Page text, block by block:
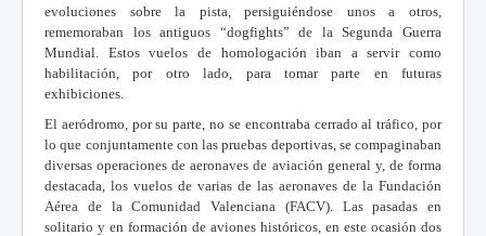
evoluciones sobre la pista, persiguiéndose unos a otros,
rememoraban los antiguos “dogfights” de la Segunda Guerra
Mundial. Estos vuelos de homologación iban a servir como
habilitación, por otro lado, para tomar parte en futuras
exhibiciones.
El aeródromo, por su parte, no se encontraba cerrado al tráfico, por
lo que conjuntamente con las pruebas deportivas, se compaginaban
diversas operaciones de aeronaves de aviación general y, de forma
destacada, los vuelos de varias de las aeronaves de la Fundación
Aérea de la Comunidad Valenciana (FACV). Las pasadas en
solitario y en formación de aviones históricos, en este ocasión dos